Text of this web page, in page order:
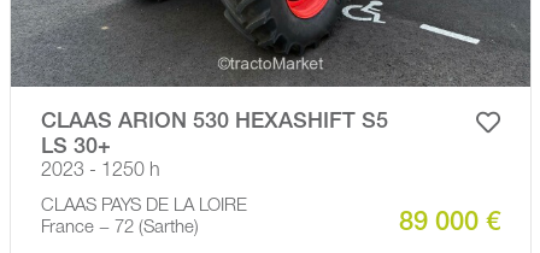
CLAAS ARION 530 HEXASHIFT S5
LS 30+
2023 - 1250 h
CLAAS PAYS DE LA LOIRE
France − 72 (Sarthe)
89 000 €